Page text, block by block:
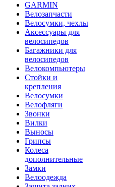
GARMIN
Велозапчасти
Велосумки, чехлы
Аксессуары для
велосипедов
Багажники для
велосипедов
Велокомпьютеры
Стойки и
крепления
Велосумки
Велофляги
Звонки
Вилки
Выносы
Грипсы
Колеса
дополнительные
Замки
Велоодежда